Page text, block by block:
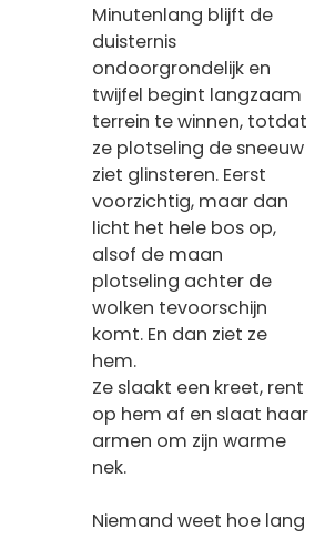
Minutenlang blijft de
duisternis
ondoorgrondelijk en
twijfel begint langzaam
terrein te winnen, totdat
ze plotseling de sneeuw
ziet glinsteren. Eerst
voorzichtig, maar dan
licht het hele bos op,
alsof de maan
plotseling achter de
wolken tevoorschijn
komt. En dan ziet ze
hem.
Ze slaakt een kreet, rent
op hem af en slaat haar
armen om zijn warme
nek.
Niemand weet hoe lang